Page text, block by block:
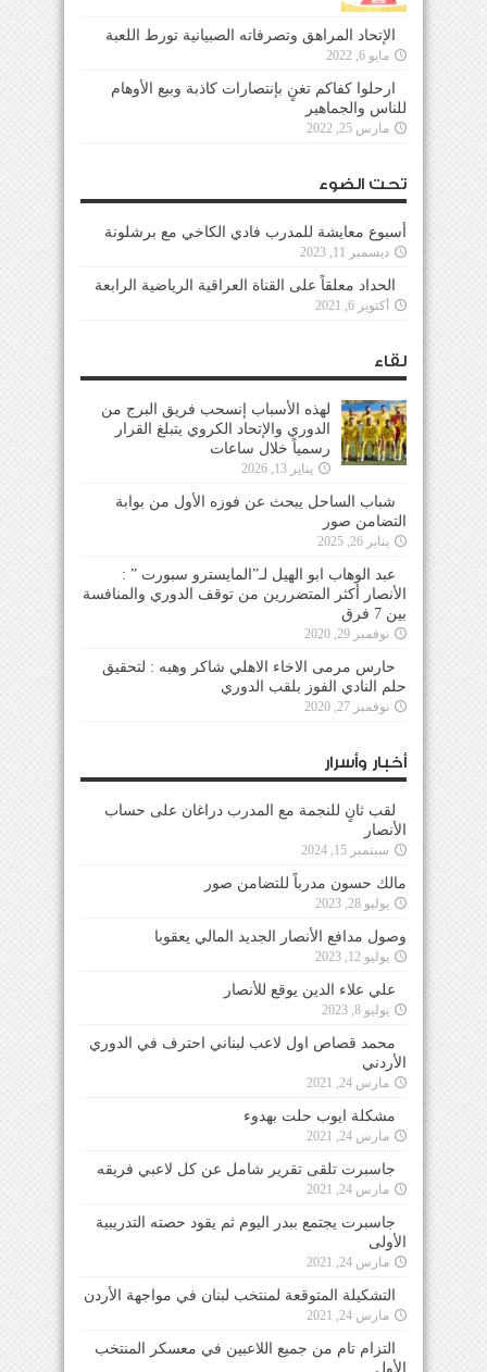
الإتحاد المراهق وتصرفاته الصبيانية تورط اللعبة
مايو 6, 2022
ارحلوا كفاكم تغنٍ بإنتصارات كاذبة وبيع الأوهام
للناس والجماهير
مارس 25, 2022
تحت الضوء
أسبوع معايشة للمدرب فادي الكاخي مع برشلونة
ديسمبر 11, 2023
الحداد معلقاً على القناة العراقية الرياضية الرابعة
أكتوبر 6, 2021
لقاء
لهذه الأسباب إنسحب فريق البرج من
الدوري والإتحاد الكروي يتبلغ القرار
رسمياً خلال ساعات
يناير 13, 2026
شباب الساحل يبحث عن فوزه الأول من بوابة
التضامن صور
يناير 26, 2025
عبد الوهاب ابو الهيل لـ”المايسترو سبورت ” :
الأنصار أكثر المتضررين من توقف الدوري والمنافسة
بين 7 فرق
نوفمبر 29, 2020
حارس مرمى الاخاء الاهلي شاكر وهبه : لتحقيق
حلم النادي الفوز بلقب الدوري
نوفمبر 27, 2020
أخبار وأسرار
لقب ثانٍ للنجمة مع المدرب دراغان على حساب
الأنصار
سبتمبر 15, 2024
مالك حسون مدرباً للتضامن صور
يوليو 28, 2023
وصول مدافع الأنصار الجديد المالي يعقوبا
يوليو 12, 2023
علي علاء الدين يوقع للأنصار
يوليو 8, 2023
محمد قصاص اول لاعب لبناني احترف في الدوري
الأردني
مارس 24, 2021
مشكلة ايوب حلت بهدوء
مارس 24, 2021
جاسبرت تلقى تقرير شامل عن كل لاعبي فريقه
مارس 24, 2021
جاسبرت يجتمع ببدر اليوم ثم يقود حصته التدريبية
الأولى
مارس 24, 2021
التشكيلة المتوقعة لمنتخب لبنان في مواجهة الأردن
مارس 24, 2021
التزام تام من جميع اللاعبين في معسكر المنتخب
الأول